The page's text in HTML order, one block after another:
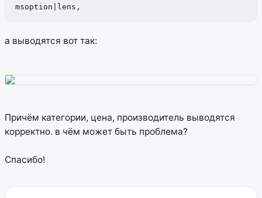
msoption|lens,
а выводятся вот так:
Причём категории, цена, производитель выводятся
корректно. в чём может быть проблема?
Спасибо!